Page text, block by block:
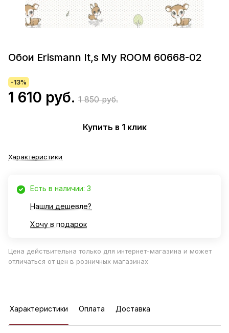
Обои Erismann It,s My ROOM 60668-02
-13%
1 610 руб. 1 850 руб.
Купить в 1 клик
Характеристики
Есть в наличии: 3
Нашли дешевле?
Хочу в подарок
Цена действительна только для интернет-магазина и может
отличаться от цен в розничных магазинах
Характеристики Оплата Доставка